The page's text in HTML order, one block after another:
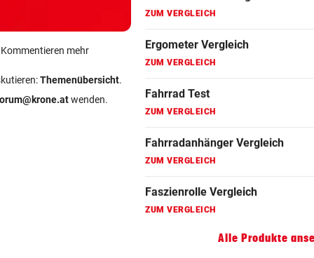
mehr
Themenübersicht.
wenden.
ZUM VERGLEICH
Fahrradanhänger Vergleich
ZUM VERGLEICH
Faszienrolle Vergleich
ZUM VERGLEICH
Hoverboard Vergleich
ZUM VERGLEICH
Kinderfahrrad Vergleich
ZUM VERGLEICH
Alle Produkte